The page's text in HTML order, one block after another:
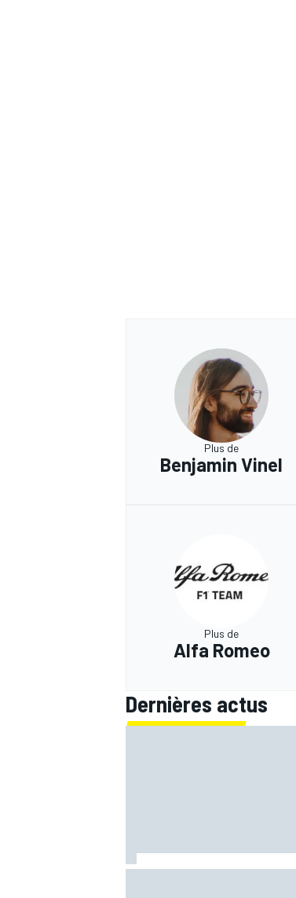
Plus de
Benjamin Vinel
Plus de
Alfa Romeo
Dernières actus